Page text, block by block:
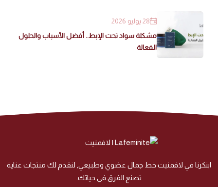
28 يوليو 2026
مشكلة سواد تحت الإبط.. أفضل الأسباب والحلول
الفعالة
ابتكرنا في لافمنيت خط جمال عضوي وطبيعي, لنقدم لك منتجات عناية
تصنع الفرق في حياتك.